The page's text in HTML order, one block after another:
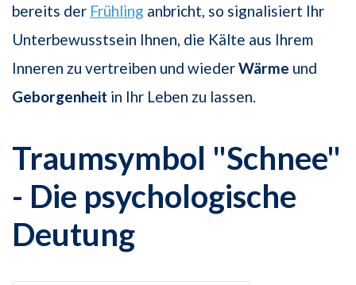
bereits der Frühling anbricht, so signalisiert Ihr
Unterbewusstsein Ihnen, die Kälte aus Ihrem
Inneren zu vertreiben und wiederWärme und
Geborgenheit in Ihr Leben zu lassen.
Traumsymbol "Schnee"
- Die psychologische
Deutung